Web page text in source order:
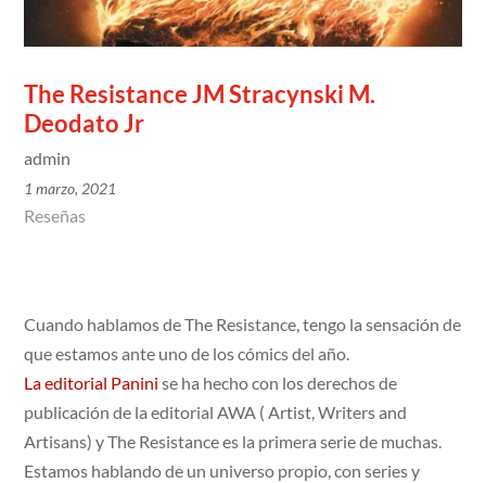
The Resistance JM Stracynski M.
Deodato Jr
admin
1 marzo, 2021
Reseñas
Cuando hablamos de The Resistance, tengo la sensación de
que estamos ante uno de los cómics del año.
La editorial Panini se ha hecho con los derechos de
publicación de la editorial AWA ( Artist, Writers and
Artisans) y The Resistance es la primera serie de muchas.
Estamos hablando de un universo propio, con series y